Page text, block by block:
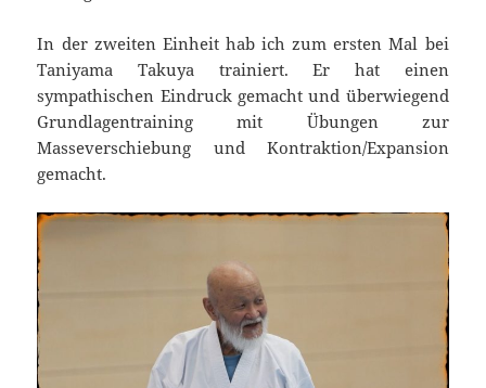
In der zweiten Einheit hab ich zum ersten Mal bei
Taniyama Takuya trainiert. Er hat einen
sympathischen Eindruck gemacht und überwiegend
Grundlagentraining mit Übungen zur
Masseverschiebung und Kontraktion/Expansion
gemacht.